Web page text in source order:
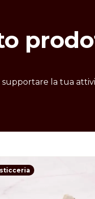
la tua